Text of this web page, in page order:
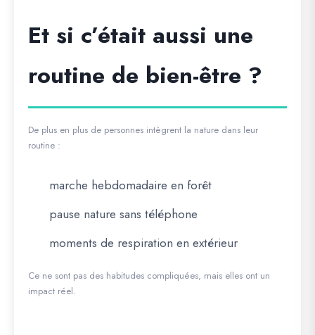
Et si c’était aussi une
routine de bien-être ?
De plus en plus de personnes intègrent la nature dans leur
routine :
marche hebdomadaire en forêt
pause nature sans téléphone
moments de respiration en extérieur
Ce ne sont pas des habitudes compliquées, mais elles ont un
impact réel.